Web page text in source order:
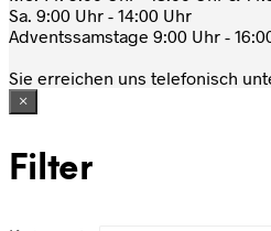
Sa. 9:00 Uhr - 14:00 Uhr
Adventssamstage 9:00 Uhr -
Sie erreichen uns telefonisch
×
Filter